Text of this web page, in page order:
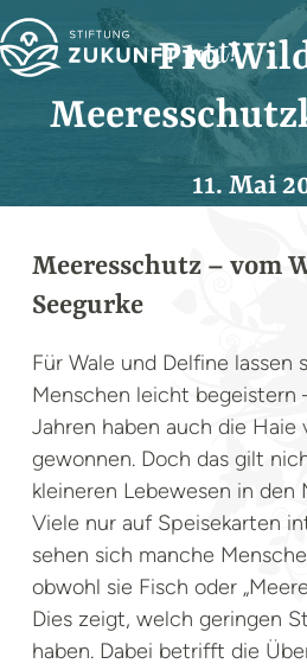
Pro
11. Mai
Meeresschutz – vom
Seegurke
Für Wale und Delfine lassen
Menschen leicht begeistern
Jahren haben auch die Haie
gewonnen. Doch das gilt
kleineren Lebewesen in den
Viele nur auf Speisekarten
sehen sich manche
obwohl sie Fisch oder
Dies zeigt, welch geringen
haben. Dabei betrifft die